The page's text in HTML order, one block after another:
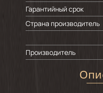
Гарантийный срок
Страна производитель
Производитель